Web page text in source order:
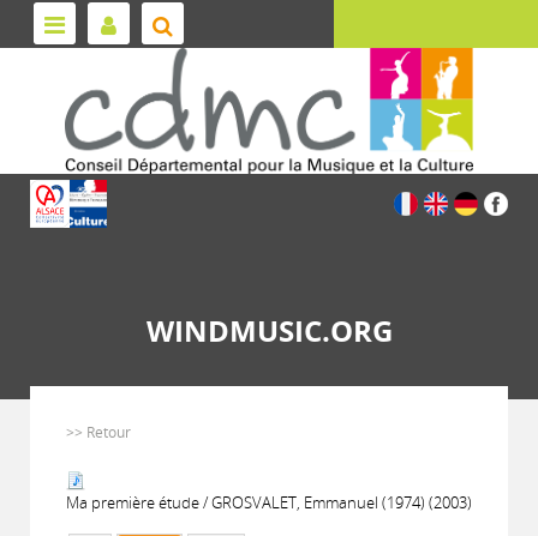
WINDMUSIC.ORG
>> Retour
Ma première étude / GROSVALET, Emmanuel (1974) (2003)